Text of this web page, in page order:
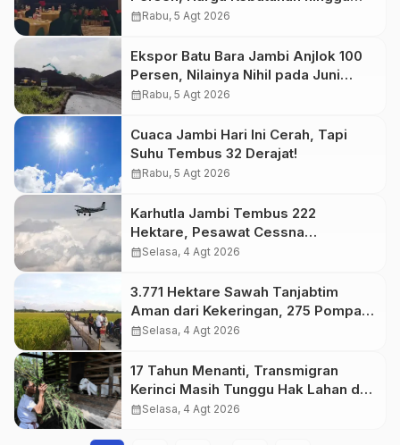
Transportasi Masih Naik
calendar_monthRabu, 5 Agt 2026
Ekspor Batu Bara Jambi Anjlok 100
Persen, Nilainya Nihil pada Juni
2026
calendar_monthRabu, 5 Agt 2026
Cuaca Jambi Hari Ini Cerah, Tapi
Suhu Tembus 32 Derajat!
calendar_monthRabu, 5 Agt 2026
Karhutla Jambi Tembus 222
Hektare, Pesawat Cessna
Disiagakan Hadapi Kemarau
calendar_monthSelasa, 4 Agt 2026
3.771 Hektare Sawah Tanjabtim
Aman dari Kekeringan, 275 Pompa
Air Disiagakan
calendar_monthSelasa, 4 Agt 2026
17 Tahun Menanti, Transmigran
Kerinci Masih Tunggu Hak Lahan dan
Listrik
calendar_monthSelasa, 4 Agt 2026